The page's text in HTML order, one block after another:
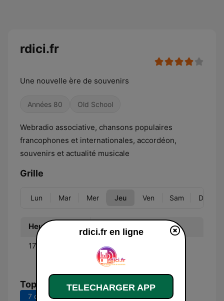
rdici.fr
Une nouvelle ère de souvenirs
Années 80 Old School
Webradio associative, chansons populaires
francophones et internationales, accordéon,
souvenirs et actualité musicale
Grille
Lun Mar Mer Jeu Ven Sam Dim
Heure Programme
17:00 - 18:00
LES AFFREUX JOJOS -
Talk Show Humour
Top titres
7 derniers jours 30 derniers jours
rdici.fr en ligne
TELECHARGER APP